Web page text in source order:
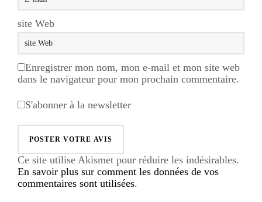
site Web
Enregistrer mon nom, mon e-mail et mon site web
dans le navigateur pour mon prochain commentaire.
S'abonner à la newsletter
Ce site utilise Akismet pour réduire les indésirables.
En savoir plus sur comment les données de vos
commentaires sont utilisées.